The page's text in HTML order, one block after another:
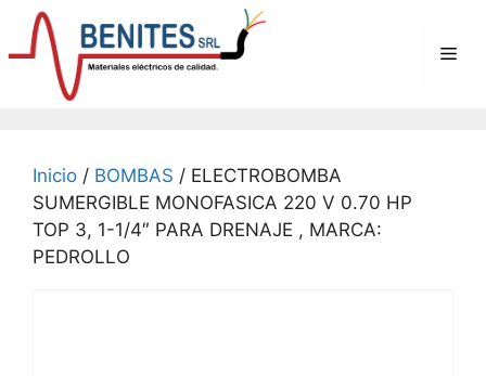
Saltar
contenido
Inicio / BOMBAS / ELECTROBOMBA
SUMERGIBLE MONOFASICA 220 V 0.70 HP
TOP 3, 1-1/4″ PARA DRENAJE , MARCA:
PEDROLLO